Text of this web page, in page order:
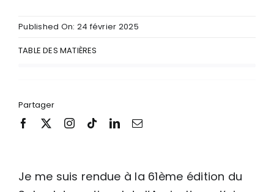
Published On: 24 février 2025
TABLE DES MATIÈRES
Partager
Je me suis rendue à la 61ème édition du